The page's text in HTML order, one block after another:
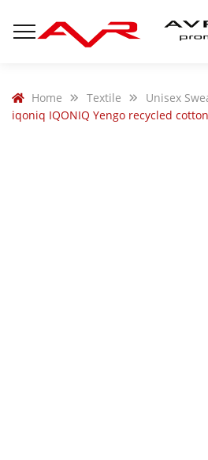
Home Textile
Unisex
iqoniq IQONIQ Yengo recycled